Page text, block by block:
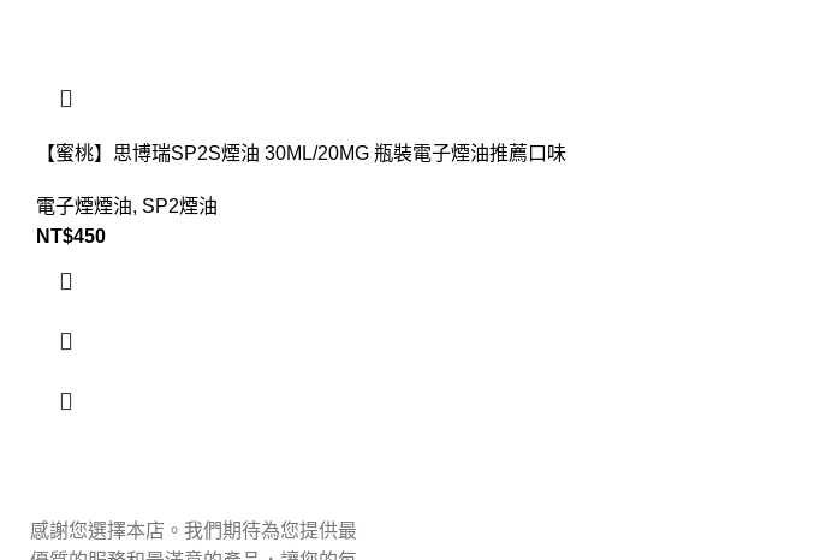
【蜜桃】思博瑞SP2S煙油 30ML/20MG 瓶裝電子煙油推薦口味
電子煙煙油, SP2煙油
NT$450
感謝您選擇本店。我們期待為您提供最